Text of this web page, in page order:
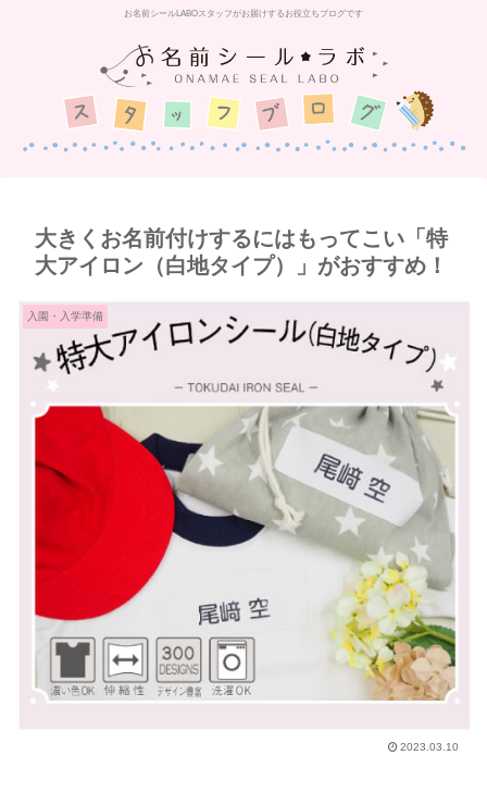
お名前シールLABOスタッフがお届けするお役立ちブログです
大きくお名前付けするにはもってこい「特
大アイロン（白地タイプ）」がおすすめ！
入園・入学準備
2023.03.10